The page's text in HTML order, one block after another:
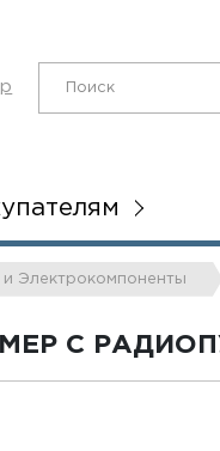
Электрокомпоненты
С